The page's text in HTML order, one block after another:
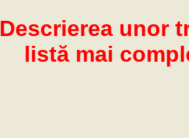
Descrierea unor
listă mai